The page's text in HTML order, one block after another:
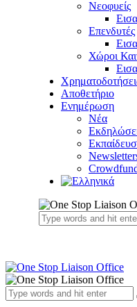
Νεοφυείς
Επενδυτές
Χώροι
Αποθετήριο
Ενημέρωση
Νέα